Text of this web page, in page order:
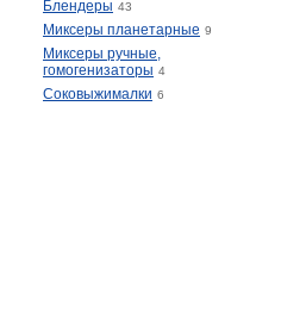
Блендеры 43
Миксеры планетарные 9
Миксеры ручные,
гомогенизаторы 4
Соковыжималки 6